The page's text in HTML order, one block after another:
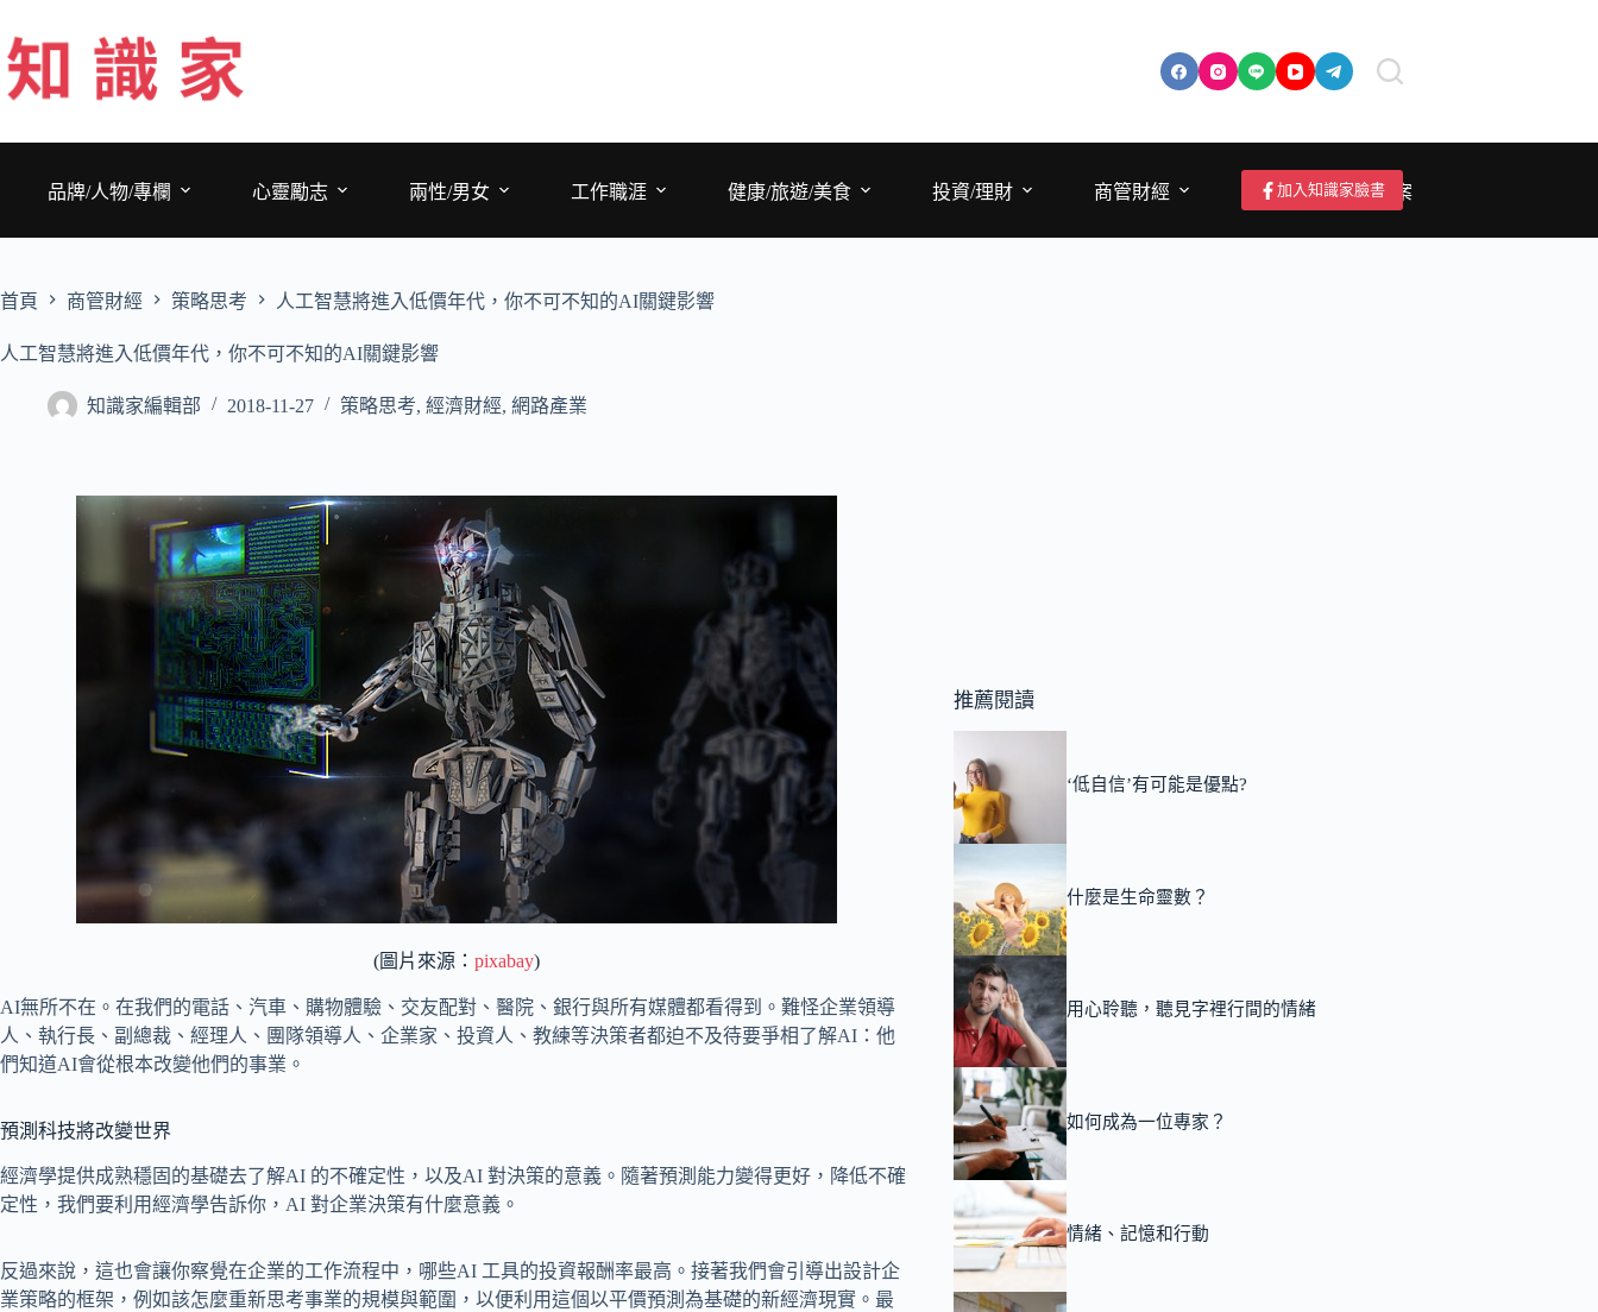
至
主
要
品牌/人物/專欄
心靈勵志 兩性/男女 工作職涯 健康/旅遊/美食 投資/理財 商管財經 成為作者/投稿/提案
加入知識家臉書
首頁 商管財經 策略思考 人工智慧將進入低價年代，你不可不知的AI關鍵影響
人工智慧將進入低價年代，你不可不知的AI關鍵影響
知識家編輯部 2018-11-27 策略思考, 經濟財經, 網路產業
(圖片來源： pixabay)
AI無所不在。在我們的電話、汽車、購物體驗、交友配對、醫院、銀行與所有媒體都看得到。難怪企業領導
人、執行長、副總裁、經理人、團隊領導人、企業家、投資人、教練等決策者都迫不及待要爭相了解AI：他
們知道AI會從根本改變他們的事業。
預測科技將改變世界
經濟學提供成熟穩固的基礎去了解AI 的不確定性，以及AI 對決策的意義。隨著預測能力變得更好，降低不確
定性，我們要利用經濟學告訴你，AI 對企業決策有什麼意義。
反過來說，這也會讓你察覺在企業的工作流程中，哪些AI 工具的投資報酬率最高。接著我們會引導出設計企
業策略的框架，例如該怎麼重新思考事業的規模與範圍，以便利用這個以平價預測為基礎的新經濟現實。最
推薦閱讀
‘低自信’有可能是優點?
什麼是生命靈數？
用心聆聽，聽見字裡行間的情緒
如何成為一位專家？
情緒、記憶和行動